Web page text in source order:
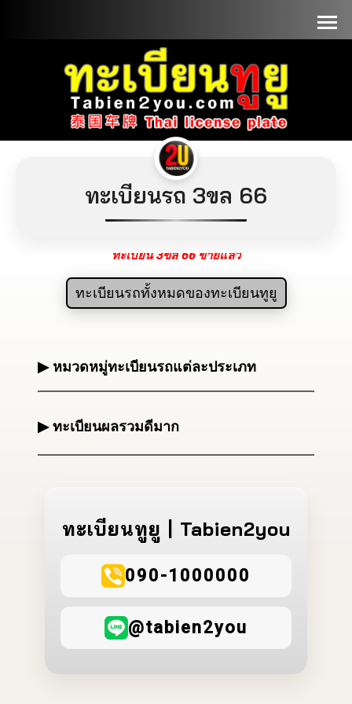
ทะเบียนรถ 3ขล 66
ทะเบียน 3ขล 66 ขายแล้ว
▶ หมวดหมู่ทะเบียนรถแต่ละประเภท
▶ ทะเบียนผลรวมดีมาก
ทะเบียนทูยู | Tabien2you
090-1000000
@tabien2you